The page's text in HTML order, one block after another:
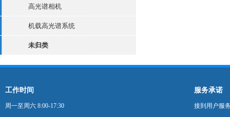
高光谱相机
机载高光谱系统
未归类
工作时间
周一至周六 8:00-17:30
服务承诺
接到用户服